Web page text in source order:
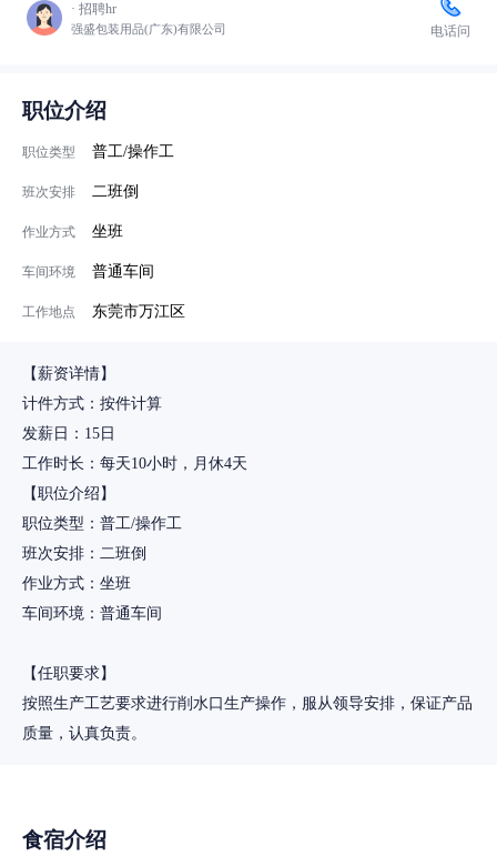
· 招聘hr
强盛包装用品(广东)有限公司 电话问
职位介绍
职位类型 普工/操作工
班次安排 二班倒
作业方式 坐班
车间环境 普通车间
工作地点 东莞市万江区
【薪资详情】
计件方式：按件计算
发薪日：15日
工作时长：每天10小时，月休4天
【职位介绍】
职位类型：普工/操作工
班次安排：二班倒
作业方式：坐班
车间环境：普通车间
【任职要求】
按照生产工艺要求进行削水口生产操作，服从领导安排，保证产品
食宿介绍